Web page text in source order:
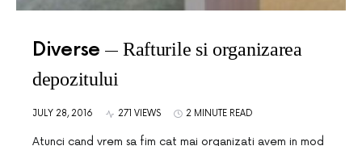
Diverse
Rafturile si organizarea
depozitului
JULY 28, 2016 271 VIEWS 2 MINUTE READ
Atunci cand vrem sa fim cat mai organizati avem in mod